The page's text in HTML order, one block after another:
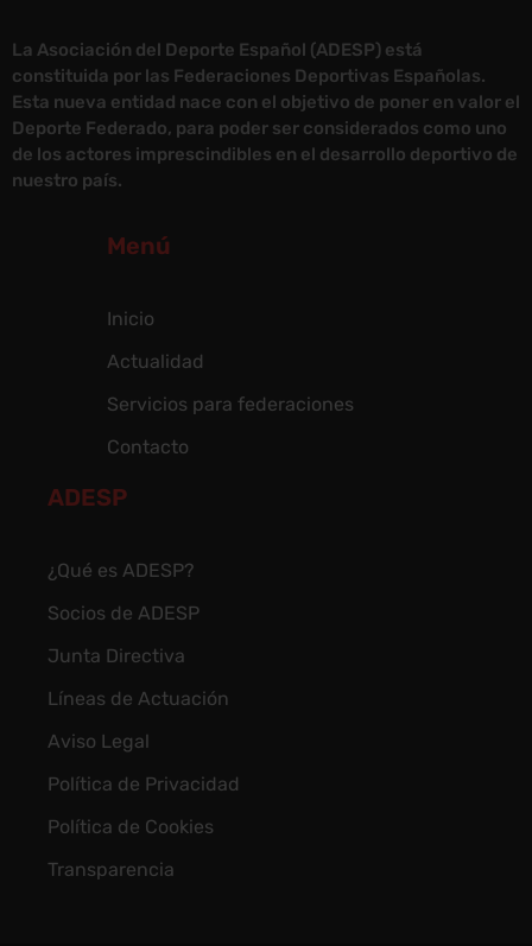
La Asociación del Deporte Español (ADESP) está
constituida por las Federaciones Deportivas Españolas.
Esta nueva entidad nace con el objetivo de poner en valor el
Deporte Federado, para poder ser considerados como uno
de los actores imprescindibles en el desarrollo deportivo de
nuestro país.
Menú
Inicio
Actualidad
Servicios para federaciones
Contacto
ADESP
¿Qué es ADESP?
Socios de ADESP
Junta Directiva
Líneas de Actuación
Aviso Legal
Política de Privacidad
Política de Cookies
Transparencia